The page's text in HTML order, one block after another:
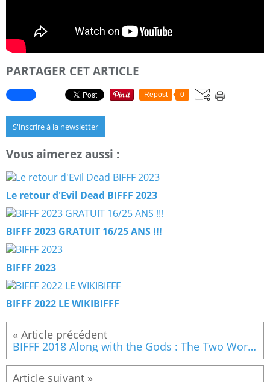
PARTAGER CET ARTICLE
Repost 0
S'inscrire à la newsletter
Vous aimerez aussi :
Le retour d'Evil Dead BIFFF 2023
BIFFF 2023 GRATUIT 16/25 ANS !!!
BIFFF 2023
BIFFF 2022 LE WIKIBIFFF
BIFFF 2018 Along with the Gods : The Two Worlds